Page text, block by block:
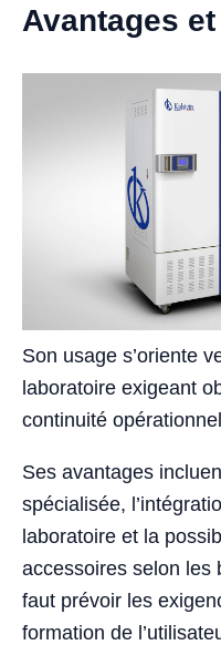
Avantages
Son usage s’oriente
laboratoire exigeant
continuité
Ses avantages
spécialisée,
laboratoire et la
accessoires selon les
faut prévoir les
formation de